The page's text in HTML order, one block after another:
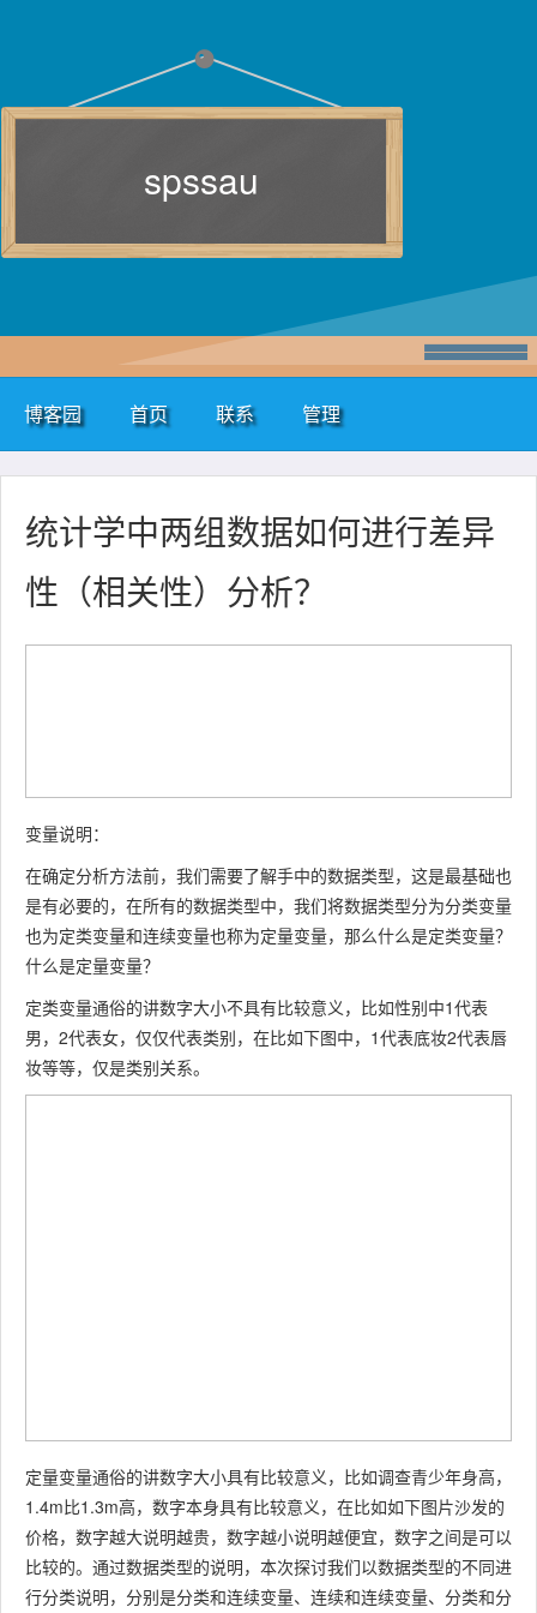
spssau
博客园 首页 联系 管理
统计学中两组数据如何进行差异
性（相关性）分析？
变量说明：
在确定分析方法前，我们需要了解手中的数据类型，这是最基础也
是有必要的，在所有的数据类型中，我们将数据类型分为分类变量
也为定类变量和连续变量也称为定量变量，那么什么是定类变量？
什么是定量变量？
定类变量通俗的讲数字大小不具有比较意义，比如性别中1代表
男，2代表女，仅仅代表类别，在比如下图中，1代表底妆2代表唇
妆等等，仅是类别关系。
定量变量通俗的讲数字大小具有比较意义，比如调查青少年身高，
1.4m比1.3m高，数字本身具有比较意义，在比如如下图片沙发的
价格，数字越大说明越贵，数字越小说明越便宜，数字之间是可以
比较的。通过数据类型的说明，本次探讨我们以数据类型的不同进
行分类说明，分别是分类和连续变量、连续和连续变量、分类和分